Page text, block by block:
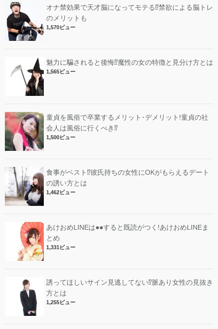
オナ禁効果で天才脳になってモテる⁉︎禁欲による脳トレ
のメリットも
1,570ビュー
魅力に騙されると後悔⁉︎魔性の女の特徴と見分け方とは
1,565ビュー
童貞を風俗で卒業するメリット･デメリット!︎童貞の社
会人は風俗に行くべき⁉︎
1,500ビュー
食事がベスト⁉︎彼氏持ちの女性にOKがもらえるデート
の誘い方とは
1,462ビュー
あけおめLINEは●●すると既読がつく!あけおめLINEま
とめ
1,331ビュー
誘ってほしいサイン見逃してない⁉︎脈あり女性の見抜き
方とは
1,255ビュー